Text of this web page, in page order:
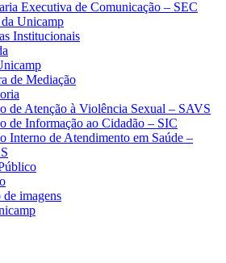
Executiva de Comunicação – SEC
Unicamp
Institucionais
de Mediação
de Atenção à Violência Sexual – SAVS
de Informação ao Cidadão – SIC
Interno de Atendimento em Saúde –
de imagens